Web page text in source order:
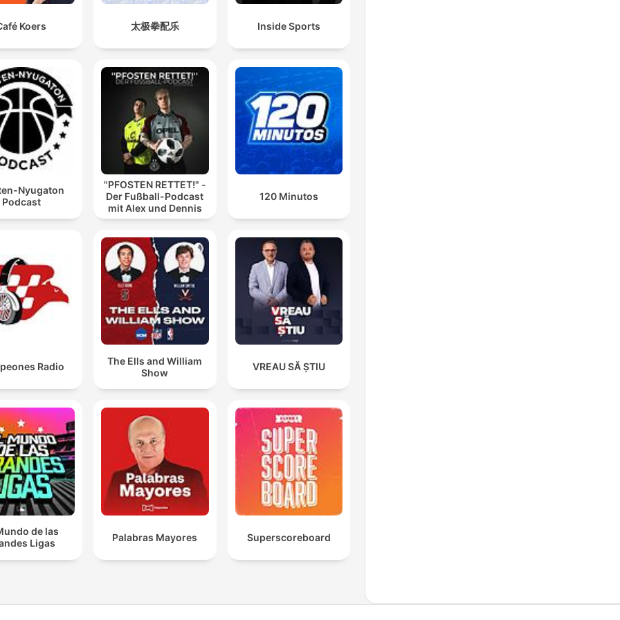
Koers 太极拳配乐 Inside Sports
Nyugaton
Podcast
"PFOSTEN RETTET!" -
Der Fußball-Podcast
mit Alex und Dennis
120 Minutos
Radio
The Ells and William
Show
VREAU SĂ ȘTIU
de las
Ligas
Palabras Mayores Superscoreboard